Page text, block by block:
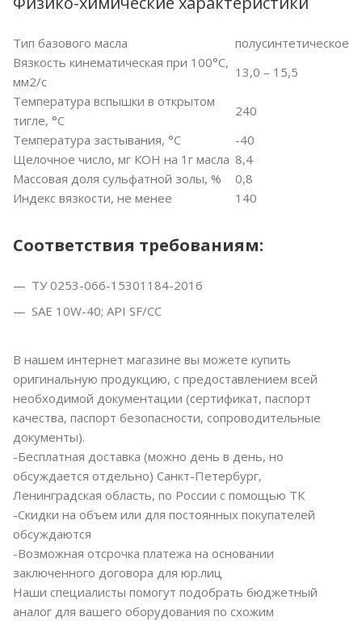
Тип базового масла
полусинтетическое
Вязкость кинематическая при 100°С,
мм2/с
13,0 – 15,5
Температура вспышки в открытом
тигле, °С
240
Температура застывания, °С
-40
Щелочное число, мг КОН на 1г масла 8,4
Массовая доля сульфатной золы, %
0,8
Индекс вязкости, не менее
140
Соответствия требованиям:
ТУ 0253-066-15301184-2016
SAE 10W-40; API SF/CC
В нашем интернет магазине вы можете купить
оригинальную продукцию, с предоставлением всей
необходимой документации (сертификат, паспорт
качества, паспорт безопасности, сопроводительные
документы).
-Бесплатная доставка (можно день в день, но
обсуждается отдельно) Санкт-Петербург,
Ленинградская область, по России с помощью ТК
-Скидки на объем или для постоянных покупателей
обсуждаются
-Возможная отсрочка платежа на основании
заключенного договора для юр.лиц
Наши специалисты помогут подобрать бюджетный
аналог для вашего оборудования по схожим